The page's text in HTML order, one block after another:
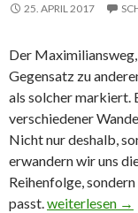
25. APRIL 2017
Der
Gegensatz zu
als solcher markiert.
verschiedener
Nicht nur deshalb,
erwandern wir uns
Reihenfolge,
passt.weiterlesen →